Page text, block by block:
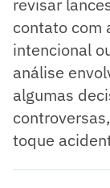
contato com
intencional
análise
algumas
toque